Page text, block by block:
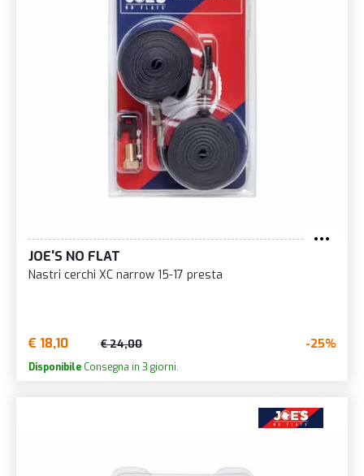
JOE'S NO FLAT
Nastri cerchi XC narrow 15-17 presta
€ 18,10 € 24,00 -25%
Disponibile Consegna in 3 giorni.